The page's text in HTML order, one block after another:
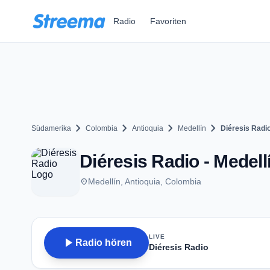
Radio Favoriten
Südamerika chevron_right Colombia chevron_right Antioquia chevron_right Medellín chevron_right Diéresis
Diéresis Radio -
placeMedellín, Antioquia, Colombia
play_arrow Radio hören
LIVE
Diéresis Radio